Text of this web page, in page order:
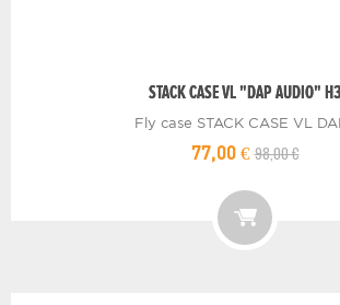
STACK CASE VL "DAP AUDIO" H3
Fly case STACK CASE VL
77,00 €98,00 €